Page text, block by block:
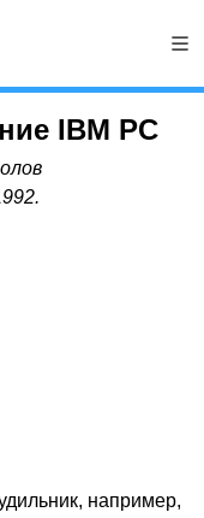
IBM PC
например,